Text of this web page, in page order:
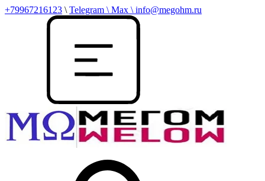
+79967216123 \ Telegram \ Max \ info@megohm.ru